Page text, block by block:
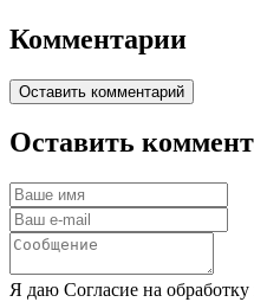
Комментарии
Оставить комментарий
Оставить
Я даю Согласие на